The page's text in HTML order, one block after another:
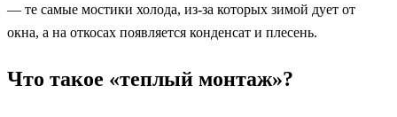
— те самые мостики холода, из-за которых зимой дует от
окна, а на откосах появляется конденсат и плесень.
Что такое «теплый монтаж»?